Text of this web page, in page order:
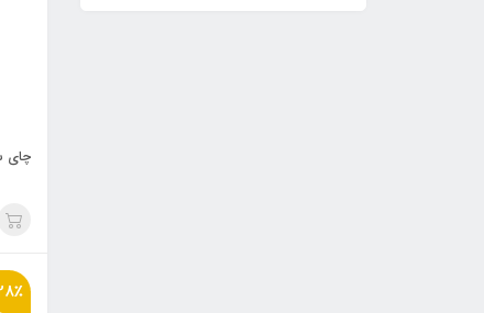
چای